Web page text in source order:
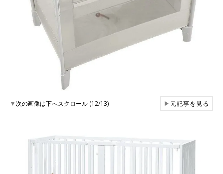
▼次の画像は下へスクロール (12/13) ▶元記事を見る